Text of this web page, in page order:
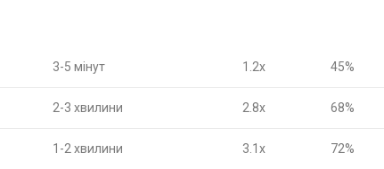
3-5 мінут 1.2x 45%
2-3 хвилини 2.8x 68%
1-2 хвилини 3.1x 72%